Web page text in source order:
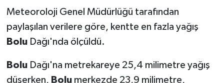
Meteoroloji Genel Müdürlüğü tarafından
paylaşılan verilere göre, kentte en fazla yağış
BoluDağı'nda ölçüldü.
BoluDağı'na metrekareye 25,4 milimetre yağış
düşerken, Bolumerkezde 23,9 milimetre,